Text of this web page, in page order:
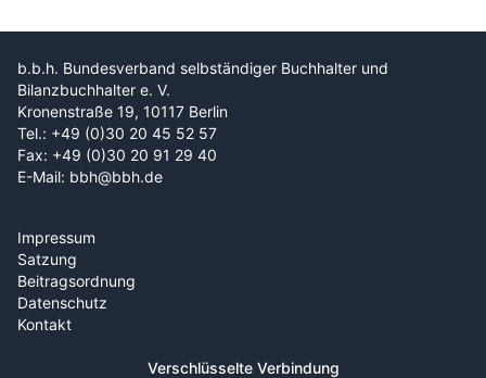
b.b.h. Bundesverband selbständiger Buchhalter und
Bilanzbuchhalter e. V.
Kronenstraße 19, 10117 Berlin
Tel.: +49 (0)30 20 45 52 57
Fax: +49 (0)30 20 91 29 40
E-Mail: bbh@bbh.de
Impressum
Satzung
Beitragsordnung
Datenschutz
Kontakt
Verschlüsselte Verbindung